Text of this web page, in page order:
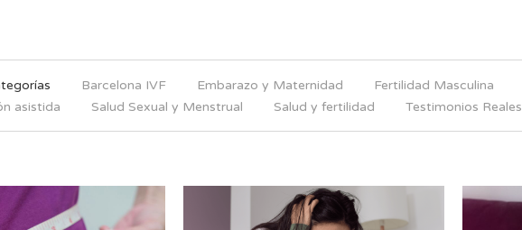
Barcelona IVF Embarazo y Maternidad Fertilidad Masculina
asistida
Salud Sexual y Menstrual Salud y fertilidad Testimonios Reales